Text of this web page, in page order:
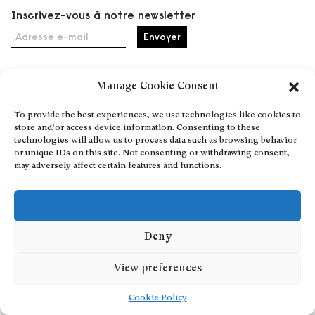
Manage Cookie Consent
To provide the best experiences, we use technologies like cookies to
store and/or access device information. Consenting to these
technologies will allow us to process data such as browsing behavior
or unique IDs on this site. Not consenting or withdrawing consent,
may adversely affect certain features and functions.
Deny
View preferences
Cookie Policy
Inscrivez-vous à notre newsletter
Adresse e-mail
Événements
À propos
Partenaires
Conditions générales
Confidentialité et cookies
Communiquer votre événement